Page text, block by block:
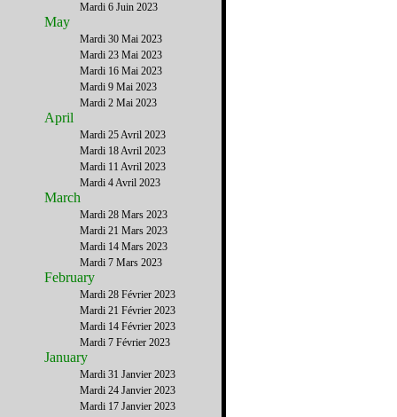
Mardi 6 Juin 2023
May
Mardi 30 Mai 2023
Mardi 23 Mai 2023
Mardi 16 Mai 2023
Mardi 9 Mai 2023
Mardi 2 Mai 2023
April
Mardi 25 Avril 2023
Mardi 18 Avril 2023
Mardi 11 Avril 2023
Mardi 4 Avril 2023
March
Mardi 28 Mars 2023
Mardi 21 Mars 2023
Mardi 14 Mars 2023
Mardi 7 Mars 2023
February
Mardi 28 Février 2023
Mardi 21 Février 2023
Mardi 14 Février 2023
Mardi 7 Février 2023
January
Mardi 31 Janvier 2023
Mardi 24 Janvier 2023
Mardi 17 Janvier 2023